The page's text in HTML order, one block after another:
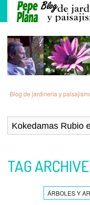
Blog de jardinería y
TAG
ÁRBOLES Y